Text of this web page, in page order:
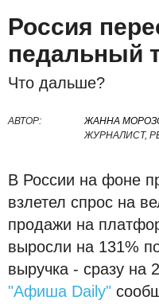
Россия
педальный
Что дальше?
АВТОР: ЖАННА
ЖУРНАЛИСТ,
В России на фоне
взлетел спрос на
продажи на
выросли на 131%
выручка - сразу на
"Афиша Daily"